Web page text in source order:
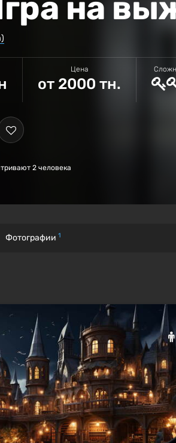
на
Цена
от 2000 тн.
2 человека
Фотографии 1